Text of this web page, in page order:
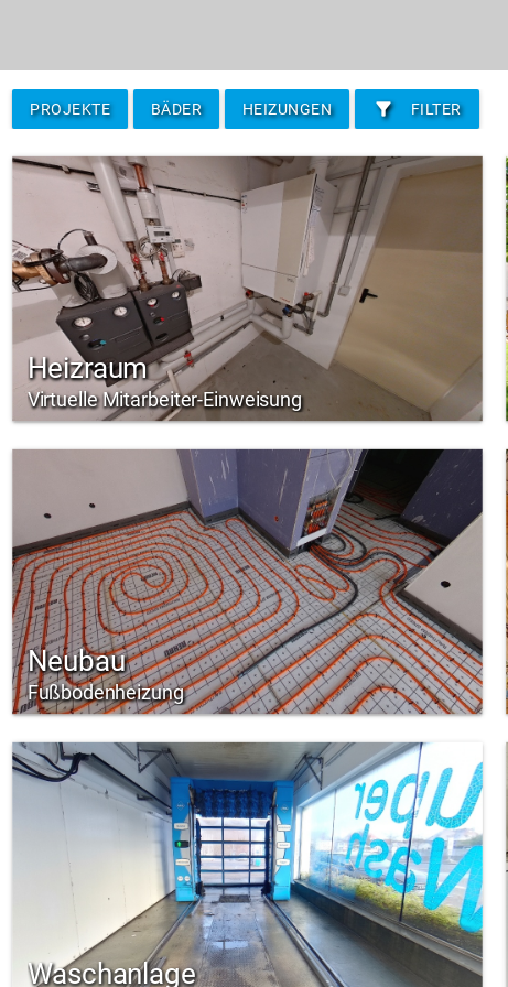
PROJEKTE BÄDER HEIZUNGEN filter_alt FILTER
Heizraum
Virtuelle Mitarbeiter-Einweisung
Neubau
Fußbodenheizung
Waschanlage